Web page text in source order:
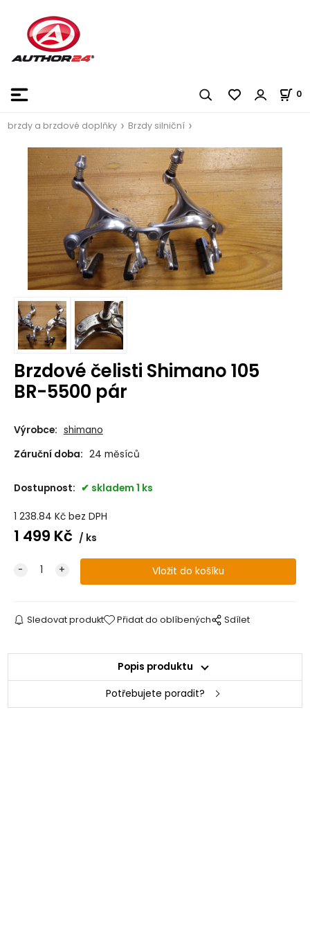
0
brzdy a brzdové doplňky Brzdy silniční
Brzdové čelisti Shimano 105
BR-5500 pár
Výrobce: shimano
Záruční doba: 24 měsíců
Dostupnost: skladem 1 ks
1 238.84 Kč bez DPH
1 499 Kč ks
Sledovat produkt Přidat do oblíbených Sdílet
Popis produktu
Potřebujete poradit?